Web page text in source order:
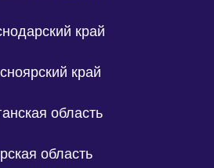
край
край
область
область